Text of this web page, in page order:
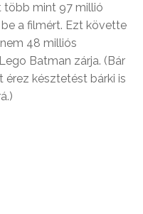
több mint 97 millió
a filmért. Ezt követte
48 milliós
Batman zárja. (Bár
érez késztetést bárki is